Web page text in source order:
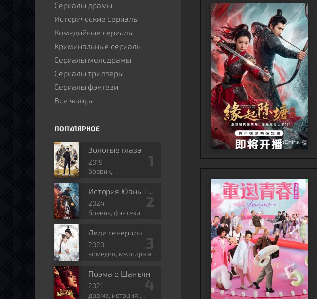
Сериалы драмы
Исторические сериалы
Комедийные сериалы
Криминальные сериалы
Сериалы мелодрамы
Сериалы триллеры
Сериалы фэнтези
Все жанры
ПОПУЛЯРНОЕ
Золотые глаза
2019
боевик,
романтика, боевые
искусства, фэнтези
2024
боевик, фэнтези,
исторический
Леди генерала
2020
комедия, мелодрама,
политика
Поэма о Шанъян
2021
драма, история,